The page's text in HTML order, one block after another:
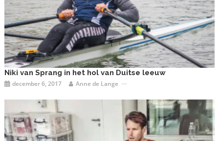
Niki van Sprang in het hol van Duitse leeuw
december 6, 2017 Anne de Lange